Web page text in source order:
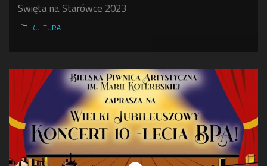
Swięta na Starówce 2023
KULTURA